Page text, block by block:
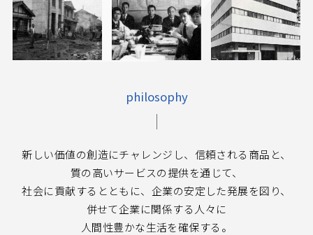
philosophy
新しい価値の創造にチャレンジし、信頼される商品と、
質の高いサービスの提供を通じて、
社会に貢献するとともに、企業の安定した発展を図り、
併せて企業に関係する人々に
人間性豊かな生活を確保する。